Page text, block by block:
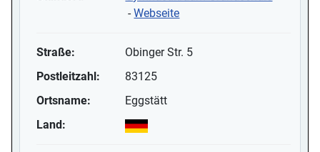
-Webseite
Straße:
Obinger Str. 5
Postleitzahl:
83125
Ortsname:
Eggstätt
Land: